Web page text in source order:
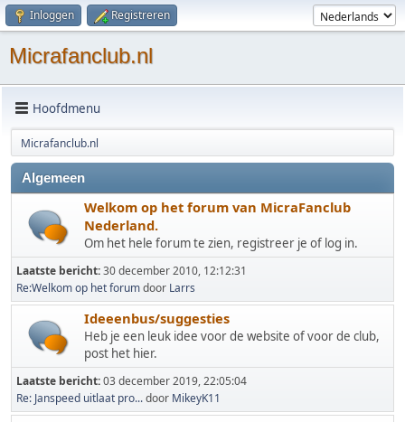
Inloggen Registreren
Micrafanclub.nl
Hoofdmenu
Micrafanclub.nl
Algemeen
Welkom op het forum van MicraFanclub
Nederland.
Om het hele forum te zien, registreer je of log in.
Laatste bericht:30 december 2010, 12:12:31
Re:Welkom op het forumdoor Larrs
Ideeenbus/suggesties
Heb je een leuk idee voor de website of voor de club,
post het hier.
Laatste bericht:03 december 2019, 22:05:04
Re: Janspeed uitlaat pro...door MikeyK11